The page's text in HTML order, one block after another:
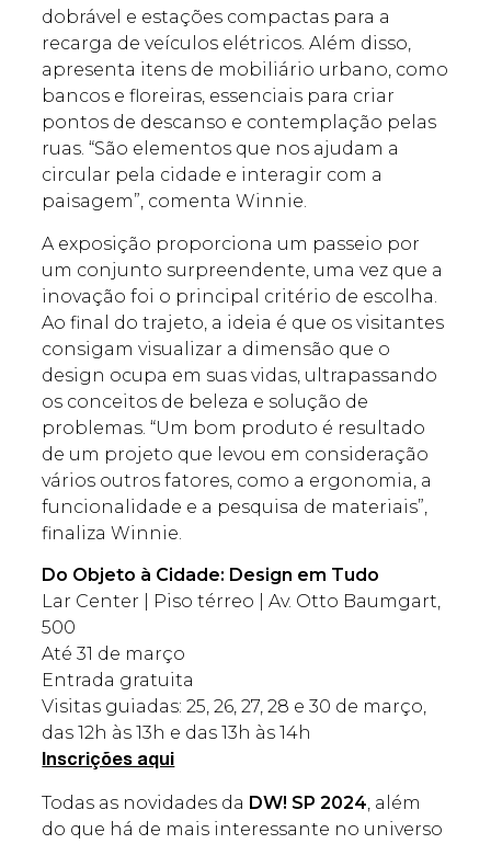
dobrável e estações compactas para a
recarga de veículos elétricos. Além disso,
apresenta itens de mobiliário urbano, como
bancos e floreiras, essenciais para criar
pontos de descanso e contemplação pelas
ruas. “São elementos que nos ajudam a
circular pela cidade e interagir com a
paisagem”, comenta Winnie.
A exposição proporciona um passeio por
um conjunto surpreendente, uma vez que a
inovação foi o principal critério de escolha.
Ao final do trajeto, a ideia é que os visitantes
consigam visualizar a dimensão que o
design ocupa em suas vidas, ultrapassando
os conceitos de beleza e solução de
problemas. “Um bom produto é resultado
de um projeto que levou em consideração
vários outros fatores, como a ergonomia, a
funcionalidade e a pesquisa de materiais”,
finaliza Winnie.
Do Objeto à Cidade: Design em Tudo
Lar Center | Piso térreo | Av. Otto Baumgart,
500
Até 31 de março
Entrada gratuita
Visitas guiadas: 25, 26, 27, 28 e 30 de março,
das 12h às 13h e das 13h às 14h
Inscrições aqui
Todas as novidades da DW! SP 2024, além
do que há de mais interessante no universo